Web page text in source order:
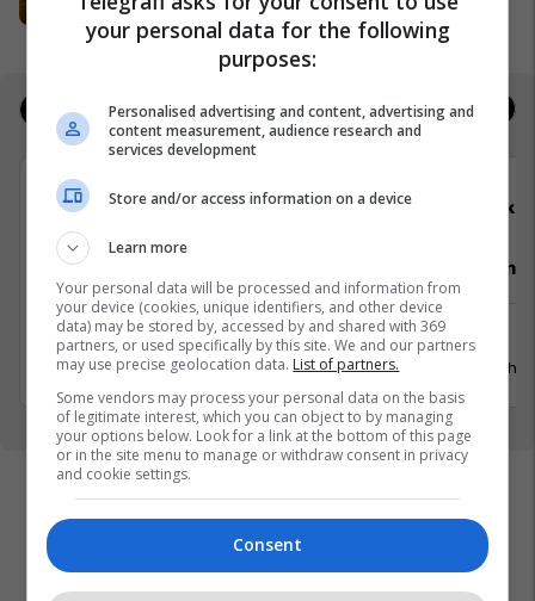
Expo Prishtina
Jobs Real Estate
Elkos Group
Specialist Mishi (Kasap)
Ferizaj
3 Gusht 2026
Punëtor në
Xërxe
20 Gusht
your personal data for the following
purposes:
Personalised advertising and content, advertising and
content measurement, audience research and
services development
Store and/or access information on a device
Learn more
Your personal data will be processed and information from
your device (cookies, unique identifiers, and other device
data) may be stored by, accessed by and shared with 369
partners, or used specifically by this site. We and our partners
may use precise geolocation data. List of partners.
Some vendors may process your personal data on the basis
of legitimate interest, which you can object to by managing
your options below. Look for a link at the bottom of this page
or in the site menu to manage or withdraw consent in privacy
and cookie settings.
Consent